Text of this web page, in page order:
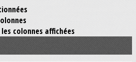
colonnes affichées